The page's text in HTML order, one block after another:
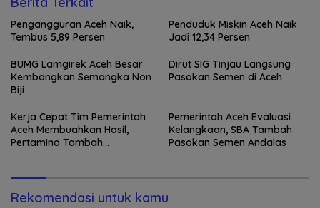
Pengangguran Aceh Naik,
Tembus 5,89 Persen
Penduduk Miskin Aceh Naik
Jadi 12,34 Persen
BUMG Lamgirek Aceh Besar
Kembangkan Semangka Non
Biji
Dirut SIG Tinjau Langsung
Pasokan Semen di Aceh
Kerja Cepat Tim Pemerintah
Aceh Membuahkan Hasil,
Pertamina Tambah
Pemerintah Aceh Evaluasi
Kelangkaan, SBA Tambah
Pasokan Semen Andalas
Rekomendasi untuk kamu